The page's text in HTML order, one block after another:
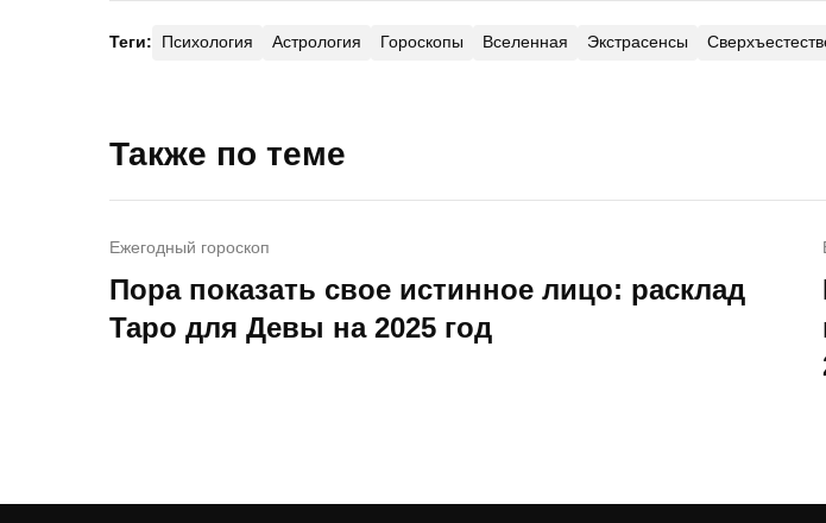
Теги: Психология Астрология Гороскопы Вселенная Экстрасенсы
Также по теме
Ежегодный гороскоп
Пора показать свое истинное лицо: расклад
Таро для Девы на 2025 год